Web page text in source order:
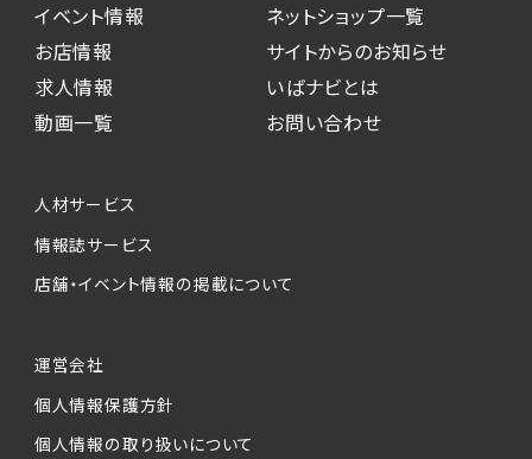
イベント情報
お店情報
求人情報
動画一覧
ネットショップ一覧
サイトからのお知らせ
いばナビとは
お問い合わせ
人材サービス
情報誌サービス
店舗・イベント情報の掲載について
運営会社
個人情報保護方針
個人情報の取り扱いについて